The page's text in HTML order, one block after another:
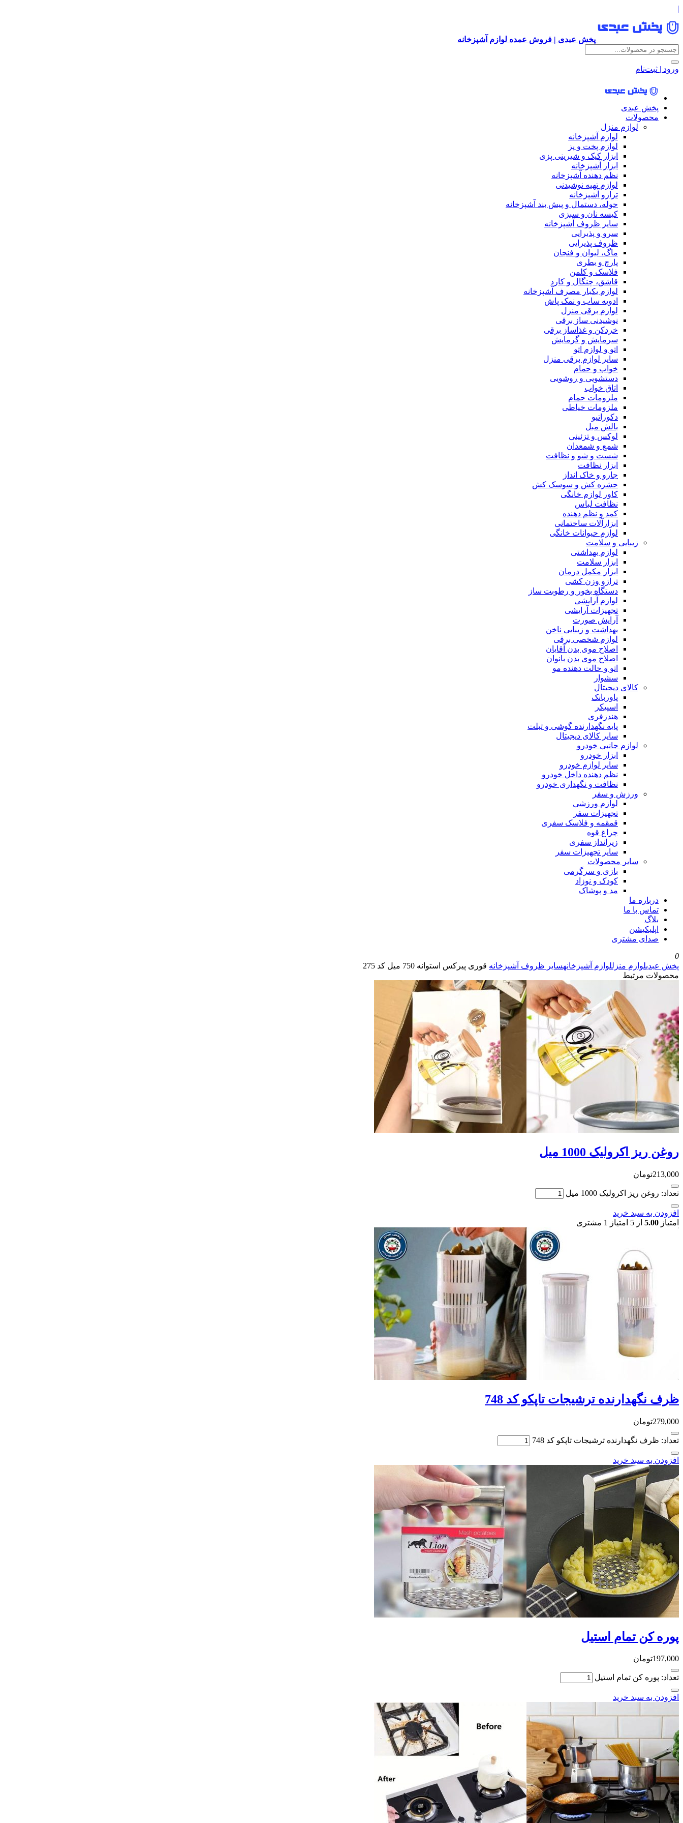
|
پخش عبدی | فروش عمده لوازم آشپزخانه
ورود | ثبت‌نام
پخش عبدی
محصولات
لوازم منزل
لوازم آشپزخانه
لوازم پخت و پز
ابزار کیک و شیرینی پزی
ابزار آشپزخانه
نظم دهنده آشپزخانه
لوازم تهیه نوشیدنی
ترازو آشپزخانه
حوله، دستمال و پیش بند آشپزخانه
کیسه نان و سبزی
سایر ظروف آشپزخانه
سرو و پذیرایی
ظروف پذیرایی
ماگ، لیوان و فنجان
پارچ و بطری
فلاسک و کلمن
قاشق، چنگال و کارد
لوازم یکبار مصرف آشپزخانه
ادویه ساب و نمک پاش
لوازم برقی منزل
نوشیدنی ساز برقی
خردکن و غذاساز برقی
سرمایش و گرمایش
اتو و لوازم اتو
سایر لوازم برقی منزل
خواب و حمام
دستشویی و روشویی
اتاق خواب
ملزومات حمام
ملزومات خیاطی
دکوراتیو
بالش مبل
لوکس و تزئینی
شمع و شمعدان
شست و شو و نظافت
ابزار نظافت
جارو و خاک انداز
حشره کش و سوسک کش
کاور لوازم خانگی
نظافت لباس
کمد و نظم دهنده
ابزارآلات ساختمانی
لوازم حیوانات خانگی
زیبایی و سلامت
لوازم بهداشتی
ابزار سلامت
ابزار مکمل درمان
ترازو وزن کشی
دستگاه بخور و رطوبت ساز
لوازم آرایشی
تجهیزات آرایشی
آرایش صورت
بهداشت و زیبایی ناخن
لوازم شخصی برقی
اصلاح موی بدن آقایان
اصلاح موی بدن بانوان
اتو و حالت دهنده مو
سشوار
کالای دیجیتال
پاوربانک
اسپیکر
هندزفری
پایه نگهدارنده گوشی و تبلت
سایر کالای دیجیتال
لوازم جانبی خودرو
ابزار خودرو
سایر لوازم خودرو
نظم دهنده داخل خودرو
نظافت و نگهداری خودرو
ورزش و سفر
لوازم ورزشی
تجهیزات سفر
قمقمه و فلاسک سفری
چراغ قوه
زیرانداز سفری
سایر تجهیزات سفر
سایر محصولات
بازی و سرگرمی
کودک و نوزاد
مد و پوشاک
درباره ما
تماس با ما
بلاگ
اپلیکیشن
صدای مشتری
0
پخش عبدیلوازم منزللوازم آشپزخانهسایر ظروف آشپزخانه قوری پیرکس استوانه 750 میل کد 275
محصولات مرتبط
روغن ریز اکرولیک 1000 میل
213,000تومان
تعداد: روغن ریز اکرولیک 1000 میل
افزودن به سبد خرید
امتیاز 5.00 از 5 امتیاز 1 مشتری
ظرف نگهدارنده ترشیجات تاپکو کد 748
279,000تومان
تعداد: ظرف نگهدارنده ترشیجات تاپکو کد 748
افزودن به سبد خرید
پوره کن تمام استیل
197,000تومان
تعداد: پوره کن تمام استیل
افزودن به سبد خرید